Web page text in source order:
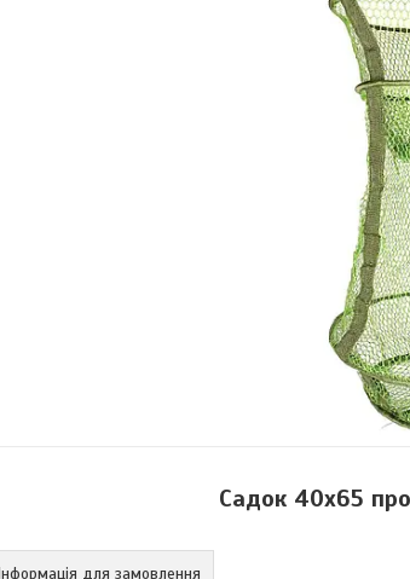
Садок 40х65
Інформація для замовлення